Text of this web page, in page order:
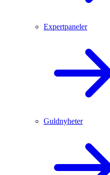
Expertpaneler
Guldnyheter